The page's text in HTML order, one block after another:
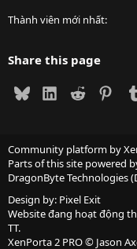
Thành viên mới nhất
Share this page
BlueskyLinkedIn
Reddit
Community platform by
Parts of this site powered
DragonByte Technologies(
Design by: Pixel Exit
Website đang hoạt động
TT.
XenPorta 2 PRO© Jason